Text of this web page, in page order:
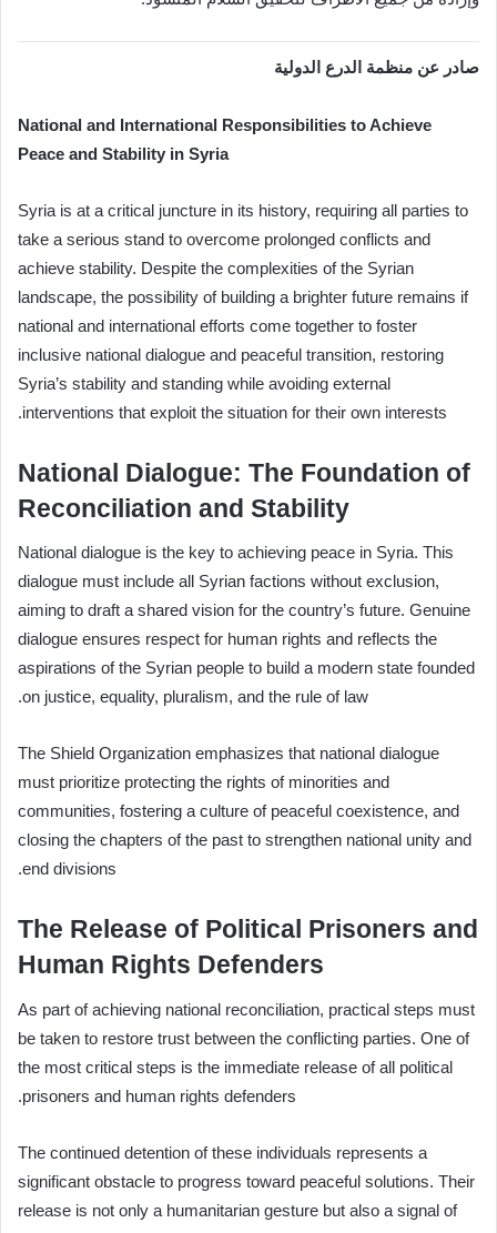
صادر عن منظمة الدرع الدولية
National and International Responsibilities to Achieve
Peace and Stability in Syria
Syria is at a critical juncture in its history, requiring all parties to
take a serious stand to overcome prolonged conflicts and
achieve stability. Despite the complexities of the Syrian
landscape, the possibility of building a brighter future remains if
national and international efforts come together to foster
inclusive national dialogue and peaceful transition, restoring
Syria’s stability and standing while avoiding external
interventions that exploit the situation for their own interests.
National Dialogue: The Foundation of
Reconciliation and Stability
National dialogue is the key to achieving peace in Syria. This
dialogue must include all Syrian factions without exclusion,
aiming to draft a shared vision for the country’s future. Genuine
dialogue ensures respect for human rights and reflects the
aspirations of the Syrian people to build a modern state founded
on justice, equality, pluralism, and the rule of law.
The Shield Organization emphasizes that national dialogue
must prioritize protecting the rights of minorities and
communities, fostering a culture of peaceful coexistence, and
closing the chapters of the past to strengthen national unity and
end divisions.
The Release of Political Prisoners and
Human Rights Defenders
As part of achieving national reconciliation, practical steps must
be taken to restore trust between the conflicting parties. One of
the most critical steps is the immediate release of all political
prisoners and human rights defenders.
The continued detention of these individuals represents a
significant obstacle to progress toward peaceful solutions. Their
release is not only a humanitarian gesture but also a signal of